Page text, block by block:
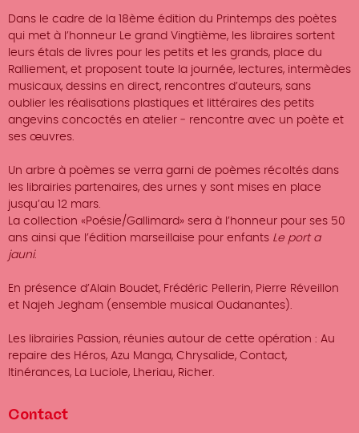
Dans le cadre de la 18ème édition du Printemps des poètes
qui met à l’honneur Le grand Vingtième, les libraires sortent
leurs étals de livres pour les petits et les grands, place du
Ralliement, et proposent toute la journée, lectures, intermèdes
musicaux, dessins en direct, rencontres d’auteurs, sans
oublier les réalisations plastiques et littéraires des petits
angevins concoctés en atelier ‐ rencontre avec un poète et
ses œuvres.
Un arbre à poèmes se verra garni de poèmes récoltés dans
les librairies partenaires, des urnes y sont mises en place
jusqu’au 12 mars.
La collection «Poésie/Gallimard» sera à l’honneur pour ses 50
ans ainsi que l’édition marseillaise pour enfants Le port a
jauni.
En présence d’Alain Boudet, Frédéric Pellerin, Pierre Réveillon
et Najeh Jegham (ensemble musical Oudanantes).
Les librairies Passion, réunies autour de cette opération : Au
repaire des Héros, Azu Manga, Chrysalide, Contact,
Itinérances, La Luciole, Lheriau, Richer.
Contact